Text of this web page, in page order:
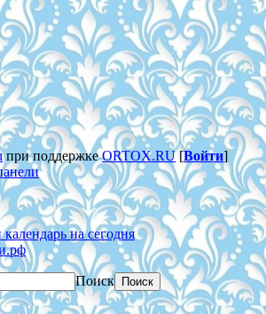
при поддержкеORTOX.RU[Войти]
на сегодня
Поиск